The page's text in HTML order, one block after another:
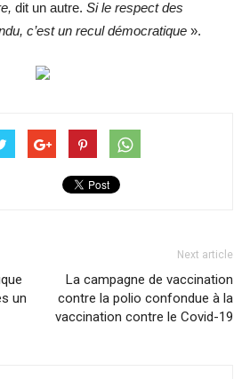
dit un autre. Si le respect des
c’est un recul démocratique ».
un
Next article
La campagne de vaccination
contre la polio confondue à la
vaccination contre le Covid-19